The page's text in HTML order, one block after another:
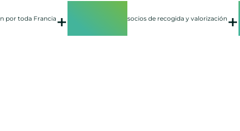
por toda Francia+ 550socios de recogida y valorización +